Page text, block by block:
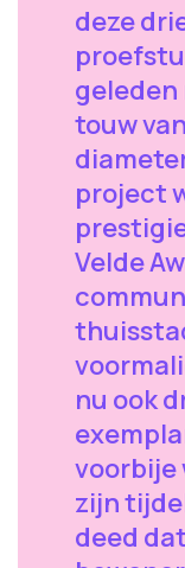
deze
geleden
touw
project
Velde
nu ook
voorbije
zijn
deed